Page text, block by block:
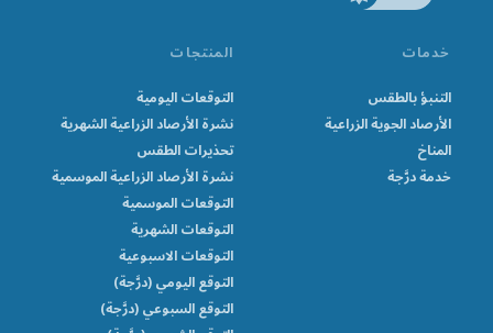
خدمات
التنبؤ بالطقس
الأرصاد الجوية الزراعية
المناخ
خدمة درَّجة
المنتجات
التوقعات اليومية
نشرة الأرصاد الزراعية الشهرية
تحذيرات الطقس
نشرة الأرصاد الزراعية الموسمية
التوقعات الموسمية
التوقعات الشهرية
التوقعات الاسبوعية
التوقع اليومي (درَّجة)
التوقع السبوعي (درَّجة)